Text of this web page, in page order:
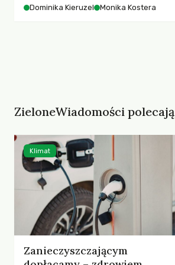
współczesnego miasta.
Dominika Kieruzel Monika Kostera
ZieloneWiadomości polecają
Zanieczyszczającym
Klimat